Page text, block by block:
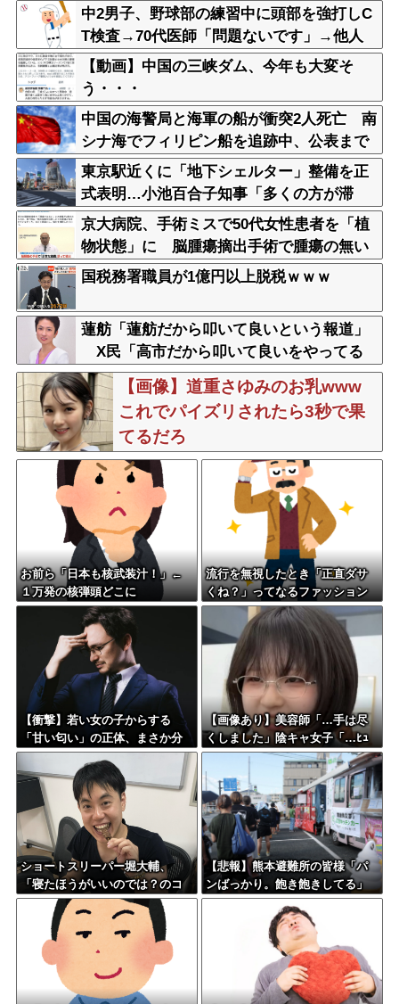
中2男子、野球部の練習中に頭部を強打しC
T検査→70代医師「問題ないです」→他人
のCT画像で中学生死亡
【動画】中国の三峡ダム、今年も大変そ
う・・・
中国の海警局と海軍の船が衝突2人死亡 南
シナ海でフィリピン船を追跡中、公表まで
に1年
東京駅近くに「地下シェルター」整備を正
式表明…小池百合子知事「多くの方が滞
在、施設整備の効果高い」
京大病院、手術ミスで50代女性患者を「植
物状態」に 脳腫瘍摘出手術で腫瘍の無い
部位を摘出してしまう
国税務署職員が1億円以上脱税ｗｗｗ
蓮舫「蓮舫だから叩いて良いという報道」
X民「高市だから叩いて良いをやってる
のがお前だろ」
【画像】道重さゆみのお乳www
これでパイズリされたら3秒で果
てるだろ
お前ら「日本も核武装汁！」←
１万発の核弾頭どこに
流行を無視したとき「正直ダサ
くね？」ってなるファッション
上げてけ
【衝撃】若い女の子からする
「甘い匂い」の正体、まさか分
からないDTなんておらんよな？
よな？w w w w w w w w w w w
【画像あり】美容師「…手は尽
くしました」陰キャ女子「…ﾋｭ
ｯ」→結果・・・
ショートスリーパー堀大輔、
「寝たほうがいいのでは？のコ
メントにブチギレ
【悲報】熊本避難所の皆様「パ
ンばっかり。飽き飽きしてる」